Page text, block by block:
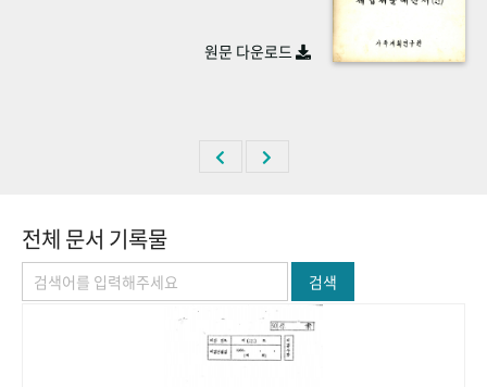
숫자로 보는 50년 50+1주년 광장
원문 다운로드
전체 문서 기록물
검색